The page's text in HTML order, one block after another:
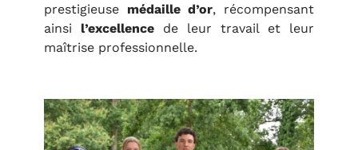
prestigieuse médaille d’or, récompensant
ainsi l’excellencede leur travail et leur
maîtrise professionnelle.